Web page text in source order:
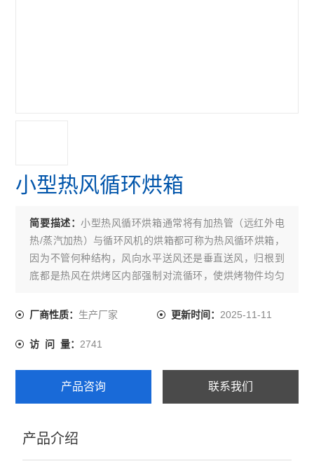
小型热风循环烘箱
简要描述： 小型热风循环烘箱通常将有加热管（远红外电
热/蒸汽加热）与循环风机的烘箱都可称为热风循环烘箱，
因为不管何种结构，风向水平送风还是垂直送风，归根到
底都是热风在烘烤区内部强制对流循环，使烘烤物件均匀
前后开门，风道适当修改，就变成对开门热风循环烘箱，
厂商性质： 生产厂家 更新时间： 2025-11-11
访 问 量：2741
产品咨询 联系我们
产品介绍